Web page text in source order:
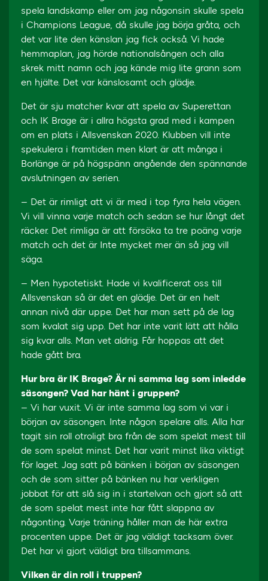
spela landskamp eller om jag någonsin skulle spela
i Champions League, då skulle jag börja gråta, och
det var lite den känslan jag fick också. Vi hade
hemmaplan, jag hörde nationalsången och alla
skrek mitt namn och jag kände mig lite grann som
en hjälte. Det var känslosamt och glädje.
Det är sju matcher kvar att spela av Superettan
och IK Brage är i allra högsta grad med i kampen
om en plats i Allsvenskan 2020. Klubben vill inte
spekulera i framtiden men klart är att många i
Borlänge är på högspänn angående den spännande
avslutningen av serien.
– Det är rimligt att vi är med i top fyra hela vägen.
Vi vill vinna varje match och sedan se hur långt det
räcker. Det rimliga är att försöka ta tre poäng varje
match och det är Inte mycket mer än så jag vill
säga.
– Men hypotetiskt. Hade vi kvalificerat oss till
Allsvenskan så är det en glädje. Det är en helt
annan nivå där uppe. Det har man sett på de lag
som kvalat sig upp. Det har inte varit lätt att hålla
sig kvar alls. Man vet aldrig. Får hoppas att det
hade gått bra.
Hur bra är IK Brage? Är ni samma lag som inledde
säsongen? Vad har hänt i gruppen?
– Vi har vuxit. Vi är inte samma lag som vi var i
början av säsongen. Inte någon spelare alls. Alla har
tagit sin roll otroligt bra från de som spelat mest till
de som spelat minst. Det har varit minst lika viktigt
för laget. Jag satt på bänken i början av säsongen
och de som sitter på bänken nu har verkligen
jobbat för att slå sig in i startelvan och gjort så att
de som spelat mest inte har fått slappna av
någonting. Varje träning håller man de här extra
procenten uppe. Det är jag väldigt tacksam över.
Det har vi gjort väldigt bra tillsammans.
Vilken är din roll i truppen?